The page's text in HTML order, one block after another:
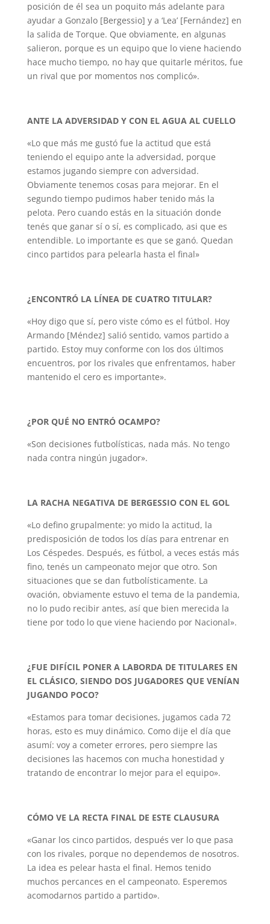
posición de él sea un poquito más adelante para
ayudar a Gonzalo [Bergessio] y a ‘Lea’ [Fernández] en
la salida de Torque. Que obviamente, en algunas
salieron, porque es un equipo que lo viene haciendo
hace mucho tiempo, no hay que quitarle méritos, fue
un rival que por momentos nos complicó».
ANTE LA ADVERSIDAD Y CON EL AGUA AL CUELLO
«Lo que más me gustó fue la actitud que está
teniendo el equipo ante la adversidad, porque
estamos jugando siempre con adversidad.
Obviamente tenemos cosas para mejorar. En el
segundo tiempo pudimos haber tenido más la
pelota. Pero cuando estás en la situación donde
tenés que ganar sí o sí, es complicado, asi que es
entendible. Lo importante es que se ganó. Quedan
cinco partidos para pelearla hasta el final»
¿ENCONTRÓ LA LÍNEA DE CUATRO TITULAR?
«Hoy digo que sí, pero viste cómo es el fútbol. Hoy
Armando [Méndez] salió sentido, vamos partido a
partido. Estoy muy conforme con los dos últimos
encuentros, por los rivales que enfrentamos, haber
mantenido el cero es importante».
¿POR QUÉ NO ENTRÓ OCAMPO?
«Son decisiones futbolísticas, nada más. No tengo
nada contra ningún jugador».
LA RACHA NEGATIVA DE BERGESSIO CON EL GOL
«Lo defino grupalmente: yo mido la actitud, la
predisposición de todos los días para entrenar en
Los Céspedes. Después, es fútbol, a veces estás más
fino, tenés un campeonato mejor que otro. Son
situaciones que se dan futbolísticamente. La
ovación, obviamente estuvo el tema de la pandemia,
no lo pudo recibir antes, así que bien merecida la
tiene por todo lo que viene haciendo por Nacional».
¿FUE DIFÍCIL PONER A LABORDA DE TITULARES EN
EL CLÁSICO, SIENDO DOS JUGADORES QUE VENÍAN
JUGANDO POCO?
«Estamos para tomar decisiones, jugamos cada 72
horas, esto es muy dinámico. Como dije el día que
asumí: voy a cometer errores, pero siempre las
decisiones las hacemos con mucha honestidad y
tratando de encontrar lo mejor para el equipo».
CÓMO VE LA RECTA FINAL DE ESTE CLAUSURA
«Ganar los cinco partidos, después ver lo que pasa
con los rivales, porque no dependemos de nosotros.
La idea es pelear hasta el final. Hemos tenido
muchos percances en el campeonato. Esperemos
acomodarnos partido a partido».